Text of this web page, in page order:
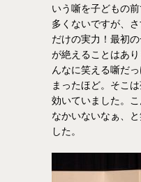
いう噺を子どもの
多くないですが、
だけの実力！最初
が絶えることはあ
んなに笑える噺だ
まったほど。そこ
効いていました。
なかいないなぁ、
した。